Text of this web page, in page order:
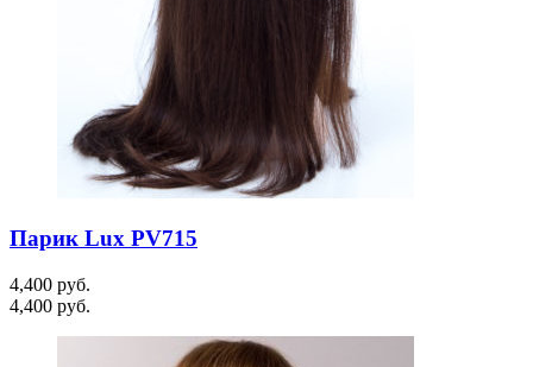
Парик Lux PV715
4,400 руб.
4,400 руб.